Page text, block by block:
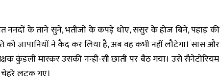
ननदों के ताने सुने, भतीजों के कपड़े धोए, ससुर के होज बिने, पहाड़ की
जापानियों ने कैद कर लिया है, अब वह कभी नहीं लौटेगा। सास और
कुंडली मारकर उसकी नन्ही-सी छाती पर बैठ गया। उसे सैनेटोरियम
चेहरे लटक गए।